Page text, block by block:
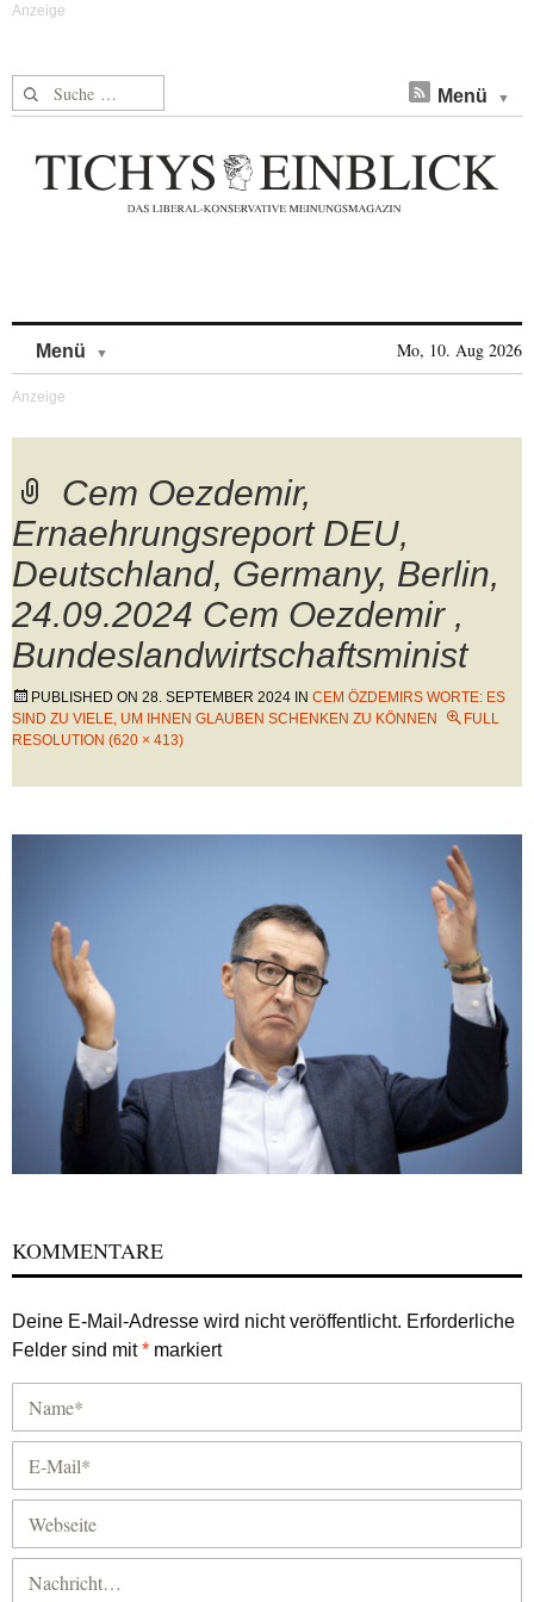
Suche nach: Menü
Menü Mo, 10. Aug 2026
Cem Oezdemir,
Ernaehrungsreport DEU,
Deutschland, Germany, Berlin,
24.09.2024 Cem Oezdemir ,
Bundeslandwirtschaftsminist
PUBLISHED ON 28. SEPTEMBER 2024 IN CEM ÖZDEMIRS WORTE: ES
SIND ZU VIELE, UM IHNEN GLAUBEN SCHENKEN ZU KÖNNEN
FULL
RESOLUTION (620 × 413)
KOMMENTARE
Deine E-Mail-Adresse wird nicht veröffentlicht. Erforderliche
Felder sind mit* markiert